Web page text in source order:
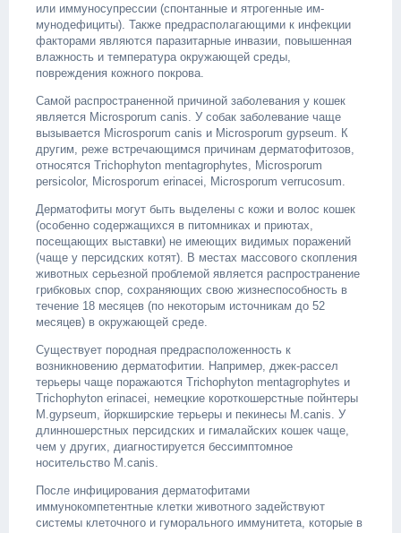
или иммуносупрессии (спонтанные и ятрогенные им-
мунодефициты). Также предрасполагающими к инфекции
факторами являются паразитарные инвазии, повышенная
влажность и температура окружающей среды,
повреждения кожного покрова.
Самой распространенной причиной заболевания у кошек
является Microsporum canis. У собак заболевание чаще
вызывается Microsporum canis и Microsporum gypseum. К
другим, реже встречающимся причинам дерматофитозов,
относятся Trichophyton mentagrophytes, Microsporum
persicolor, Microsporum erinacei, Microsporum verrucosum.
Дерматофиты могут быть выделены с кожи и волос кошек
(особенно содержащихся в питомниках и приютах,
посещающих выставки) не имеющих видимых поражений
(чаще у персидских котят). В местах массового скопления
животных серьезной проблемой является распространение
грибковых спор, сохраняющих свою жизнеспособность в
течение 18 месяцев (по некоторым источникам до 52
месяцев) в окружающей среде.
Существует породная предрасположенность к
возникновению дерматофитии. Например, джек-рассел
терьеры чаще поражаются Trichophyton mentagrophytes и
Trichophyton erinacei, немецкие короткошерстные пойнтеры
M.gypseum, йоркширские терьеры и пекинесы M.canis. У
длинношерстных персидских и гималайских кошек чаще,
чем у других, диагностируется бессимптомное
носительство M.canis.
После инфицирования дерматофитами
иммунокомпетентные клетки животного задействуют
системы клеточного и гуморального иммунитета, которые в